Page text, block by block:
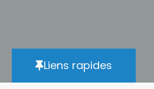
Liens rapides